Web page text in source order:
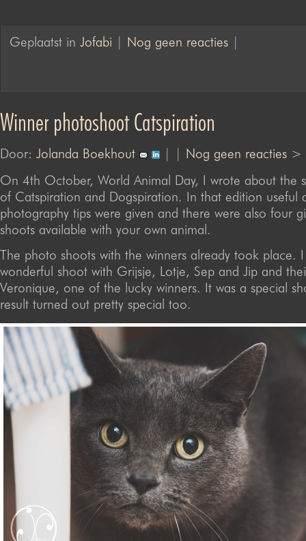
Geplaatst in Jofabi Nog geen reacties
Winner photoshoot Catspiration
Door: Jolanda Boekhout
Nog geen reacties >
On 4th October, World Animal Day, I wrote about the
of Catspiration and Dogspiration. In that edition useful
photography tips were given and there were also four
shoots available with your own animal.
The photo shoots with the winners already took place.
wonderful shoot with Grijsje, Lotje, Sep and Jip and
Veronique, one of the lucky winners. It was a special
result turned out pretty special too.